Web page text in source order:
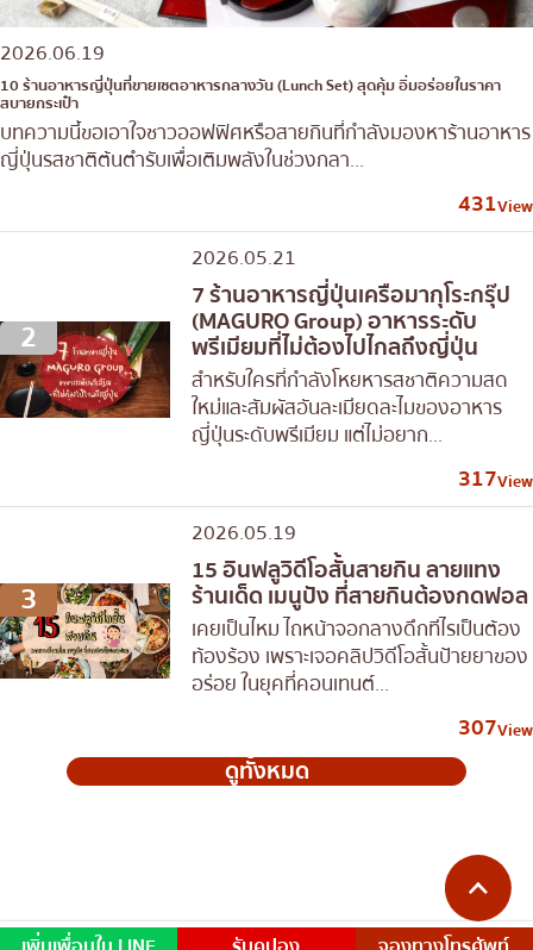
2026.06.19
10 ร้านอาหารญี่ปุ่นที่ขายเซตอาหารกลางวัน (Lunch Set) สุดคุ้ม อิ่มอร่อยในราคา
สบายกระเป๋า
บทความนี้ขอเอาใจชาวออฟฟิศหรือสายกินที่กำลังมองหาร้านอาหาร
ญี่ปุ่นรสชาติต้นตำรับเพื่อเติมพลังในช่วงกลา...
431View
2
2026.05.21
7 ร้านอาหารญี่ปุ่นเครือมากุโระกรุ๊ป
(MAGURO Group) อาหารระดับ
พรีเมียมที่ไม่ต้องไปไกลถึงญี่ปุ่น
สำหรับใครที่กำลังโหยหารสชาติความสด
ใหม่และสัมผัสอันละเมียดละไมของอาหาร
ญี่ปุ่นระดับพรีเมียม แต่ไม่อยาก...
317View
3
2026.05.19
15 อินฟลูวิดีโอสั้นสายกิน ลายแทง
ร้านเด็ด เมนูปัง ที่สายกินต้องกดฟอล
เคยเป็นไหม ไถหน้าจอกลางดึกทีไรเป็นต้อง
ท้องร้อง เพราะเจอคลิปวิดีโอสั้นป้ายยาของ
อร่อย ในยุคที่คอนเทนต์...
307View
ดูทั้งหมด